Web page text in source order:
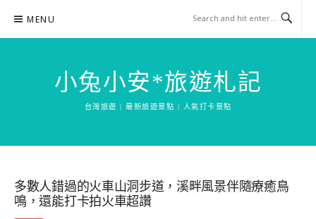
content
MENU
小兔小安*旅遊札記
台灣旅遊 | 最新旅遊景點 | 人氣打卡景點
多數人錯過的火車山洞步道，溪畔風景伴隨療癒鳥
鳴，還能打卡拍火車超讚